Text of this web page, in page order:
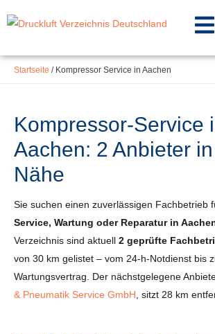
springen
Inhalt
Startseite / Kompressor Service in Aachen
Kompressor-Service
Aachen: 2 Anbieter
Nähe
Sie suchen einen zuverlässigen Fachbetrieb
Service, Wartung oder Reparatur in
Verzeichnis sind aktuell 2 geprüfte
von 30 km gelistet – vom 24-h-Notdienst bis
Wartungsvertrag. Der nächstgelegene
& Pneumatik Service GmbH , sitzt 28 km